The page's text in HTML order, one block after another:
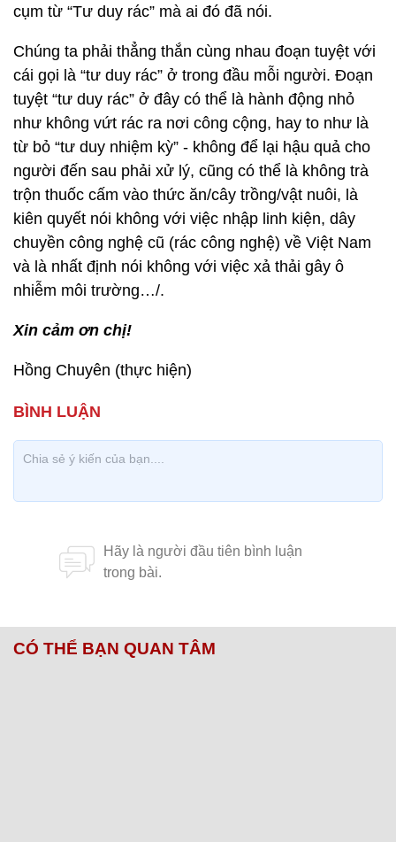
cụm từ “Tư duy rác” mà ai đó đã nói.
Chúng ta phải thẳng thắn cùng nhau đoạn tuyệt với
cái gọi là “tư duy rác” ở trong đầu mỗi người. Đoạn
tuyệt “tư duy rác” ở đây có thể là hành động nhỏ
như không vứt rác ra nơi công cộng, hay to như là
từ bỏ “tư duy nhiệm kỳ” - không để lại hậu quả cho
người đến sau phải xử lý, cũng có thể là không trà
trộn thuốc cấm vào thức ăn/cây trồng/vật nuôi, là
kiên quyết nói không với việc nhập linh kiện, dây
chuyền công nghệ cũ (rác công nghệ) về Việt Nam
và là nhất định nói không với việc xả thải gây ô
nhiễm môi trường…/.
Xin cảm ơn chị!
Hồng Chuyên (thực hiện)
CÓ THỂ BẠN QUAN TÂM